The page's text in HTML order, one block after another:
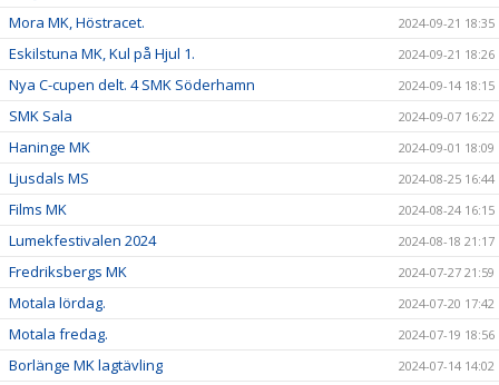
Mora MK, Höstracet. 2024-09-21 18:35
Eskilstuna MK, Kul på Hjul 1. 2024-09-21 18:26
Nya C-cupen delt. 4 SMK Söderhamn 2024-09-14 18:15
SMK Sala 2024-09-07 16:22
Haninge MK 2024-09-01 18:09
Ljusdals MS 2024-08-25 16:44
Films MK 2024-08-24 16:15
Lumekfestivalen 2024 2024-08-18 21:17
Fredriksbergs MK 2024-07-27 21:59
Motala lördag. 2024-07-20 17:42
Motala fredag. 2024-07-19 18:56
Borlänge MK lagtävling 2024-07-14 14:02